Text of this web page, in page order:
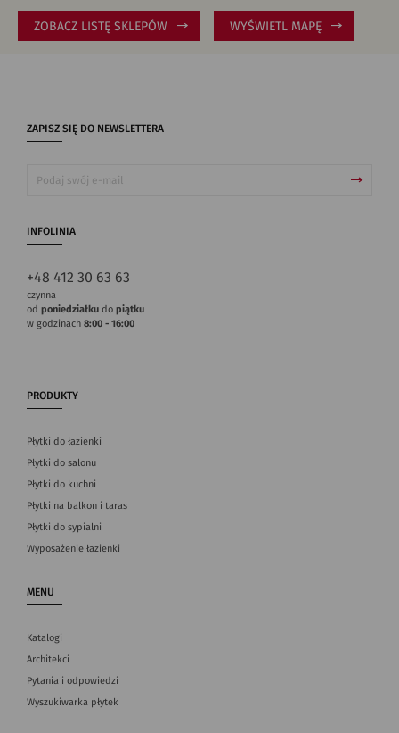
ZOBACZ LISTĘ SKLEPÓW WYŚWIETL MAPĘ
ZAPISZ SIĘ DO NEWSLETTERA
INFOLINIA
+48 412 30 63 63
czynna
od poniedziałku do piątku
w godzinach 8:00 - 16:00
PRODUKTY
Płytki do łazienki
Płytki do salonu
Płytki do kuchni
Płytki na balkon i taras
Płytki do sypialni
Wyposażenie łazienki
MENU
Katalogi
Architekci
Pytania i odpowiedzi
Wyszukiwarka płytek